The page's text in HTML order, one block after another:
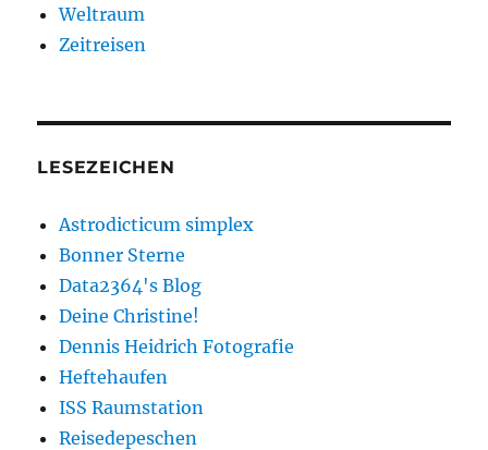
Weltraum
Zeitreisen
LESEZEICHEN
Astrodicticum simplex
Bonner Sterne
Data2364's Blog
Deine Christine!
Dennis Heidrich Fotografie
Heftehaufen
ISS Raumstation
Reisedepeschen